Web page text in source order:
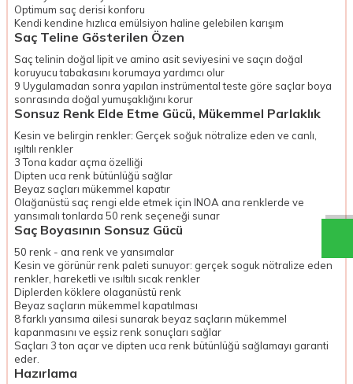
Optimum saç derisi konforu
Kendi kendine hızlıca emülsiyon haline gelebilen karışım
Saç Teline Gösterilen Özen
Saç telinin doğal lipit ve amino asit seviyesini ve saçın doğal
koruyucu tabakasını korumaya yardımcı olur
9 Uygulamadan sonra yapılan instrümental teste göre saçlar boya
sonrasında doğal yumuşaklığını korur
Sonsuz Renk Elde Etme Gücü, Mükemmel Parlaklık
Kesin ve belirgin renkler: Gerçek soğuk nötralize eden ve canlı,
ışıltılı renkler
3 Tona kadar açma özelliği
Dipten uca renk bütünlüğü sağlar
Beyaz saçları mükemmel kapatır
Olağanüstü saç rengi elde etmek için INOA ana renklerde ve
yansımalı tonlarda 50 renk seçeneği sunar
Saç Boyasının Sonsuz Gücü
50 renk - ana renk ve yansımalar
Kesin ve görünür renk paleti sunuyor: gerçek soguk nötralize eden
renkler, hareketli ve ısıltılı sıcak renkler
Diplerden köklere olaganüstü renk
Beyaz saçların mükemmel kapatılması
8 farklı yansıma ailesi sunarak beyaz saçların mükemmel
kapanmasını ve eşsiz renk sonuçları sağlar
Saçları 3 ton açar ve dipten uca renk bütünlüğü sağlamayı garanti
eder.
Hazırlama